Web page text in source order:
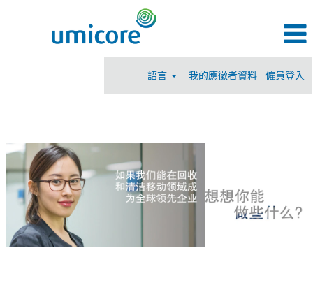
語言 我的應徵者資料 僱員登入